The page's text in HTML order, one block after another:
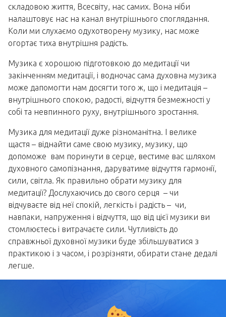
складовою життя, Всесвіту, нас самих. Вона ніби
налаштовує нас на канал внутрішнього споглядання.
Коли ми слухаємо одухотворену музику, нас може
огортає тиха внутрішня радість.
Музика є хорошою підготовкою до медитації чи
закінченням медитації, і водночас сама духовна музика
може дапомогти нам досягти того ж, що і медитація –
внутрішнього спокою, радості, відчуття безмежності у
собі та невпинного руху, внутрішнього зростання.
Музика для медитації дуже різноманітна. І велике
щастя – віднайти саме свою музику, музику, що
допоможе вам поринути в серце, вестиме вас шляхом
духовного самопізнання, даруватиме відчуття гармонії,
сили, світла. Як правильно обрати музику для
медитації? Дослухаючись до свого серця – чи
відчуваєте від неї спокій, легкість і радість – чи,
навпаки, напруження і відчуття, що від цієї музики ви
стомлюєтесь і витрачаєте сили. Чутливість до
справжньої духовної музики буде збільшуватися з
практикою і з часом, і розрізняти, обирати стане дедалі
легше.